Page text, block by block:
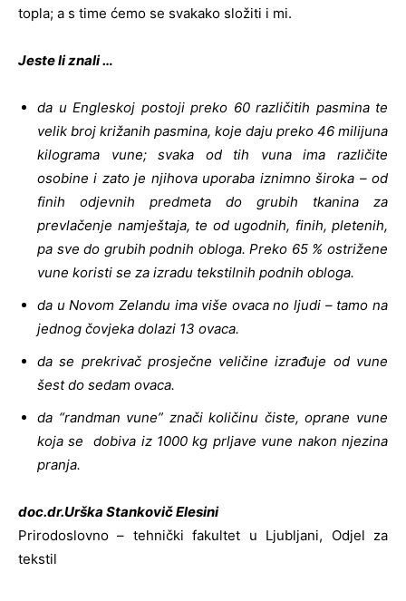
topla; a s time ćemo se svakako složiti i mi.
Jeste li znali …
da u Engleskoj postoji preko 60 različitih pasmina te
velik broj križanih pasmina, koje daju preko 46 milijuna
kilograma vune; svaka od tih vuna ima različite
osobine i zato je njihova uporaba iznimno široka – od
finih odjevnih predmeta do grubih tkanina za
prevlačenje namještaja, te od ugodnih, finih, pletenih,
pa sve do grubih podnih obloga. Preko 65 % ostrižene
vune koristi se za izradu tekstilnih podnih obloga.
da u Novom Zelandu ima više ovaca no ljudi – tamo na
jednog čovjeka dolazi 13 ovaca.
da se prekrivač prosječne veličine izrađuje od vune
šest do sedam ovaca.
da “randman vune” znači količinu čiste, oprane vune
koja se dobiva iz 1000 kg prljave vune nakon njezina
pranja.
doc.dr.Urška Stankovič Elesini
Prirodoslovno – tehnički fakultet u Ljubljani, Odjel za
tekstil